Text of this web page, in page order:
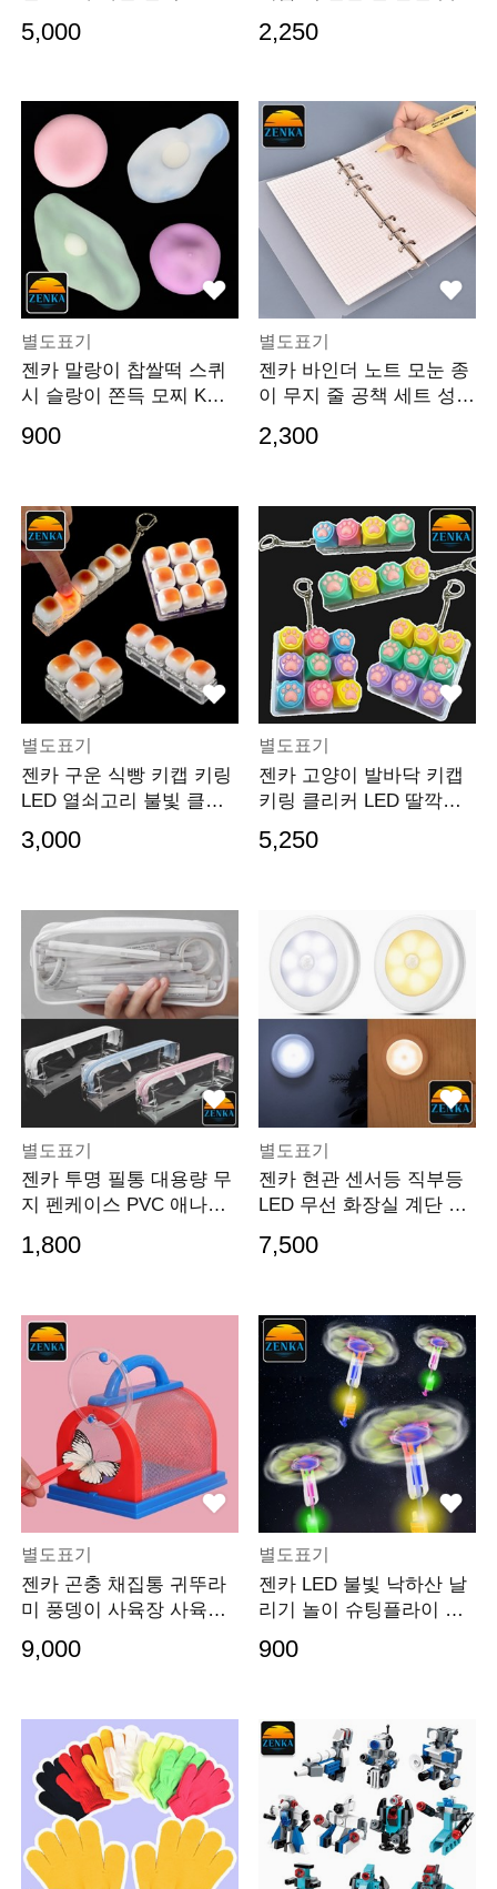
5,000 2,250
별도표기
젠카 말랑이 찹쌀떡 스퀴
시 슬랑이 쫀득 모찌 KC
무 장난감 소형
900
별도표기
젠카 바인더 노트 모눈 종
이 무지 줄 공책 세트 성경
2,300
별도표기
젠카 구운 식빵 키캡 키링
LED 열쇠고리 불빛 클릭
커 자동차 차키 키홀더 가
방참장식
3,000
별도표기
젠카 고양이 발바닥 키캡
키링 클리커 LED 딸깍이
키보드 클릭 백꾸
5,250
별도표기
젠카 투명 필통 대용량 무
지 펜케이스 PVC 애나멜
1,800
별도표기
젠카 현관 센서등 직부등
LED 무선 화장실 계단 건
7,500
별도표기
젠카 곤충 채집통 귀뚜라
미 풍뎅이 사육장 사육통
돋보기 집게 관찰
9,000
별도표기
젠카 LED 불빛 낙하산 날
리기 놀이 슈팅플라이 어
린이 야외 장난감 바람개
비 새총 고급형
900